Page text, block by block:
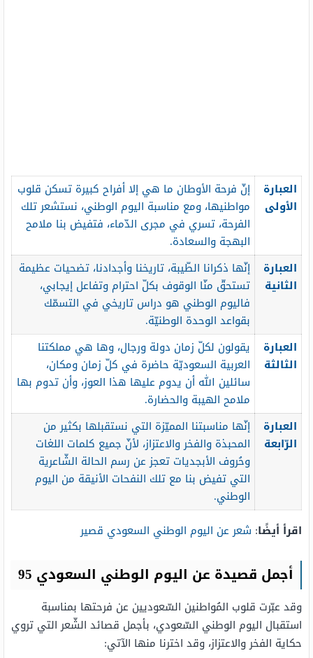
العبارة
الأولى
إنّ فرحة الأوطان ما هي إلا أفراح كبيرة تسكن قلوب
مواطنيها، ومع مناسبة اليوم الوطني، نستشعر تلك
الفرحة، تسري في مجرى الدّماء، فتفيض بنا ملامح
البهجة والسعادة.
العبارة
الثانية
إنّها ذكرانا الطّيبة، تاريخنا وأجدادنا، تضحيات عظيمة
تستحقّ منّا الوقوف بكلّ احترام وتفاعل إيجابي،
فاليوم الوطني هو دراس تاريخي في التسمّك
بقواعد الوحدة الوطنيّة.
العبارة
الثالثة
يقولون لكلّ زمان دولة ورجال، وها هي مملكتنا
العربية السعوديّة حاضرة في كلّ زمان ومكان،
سائلين الله أن يدوم عليها هذا العوز، وأن تدوم بها
ملامح الهيبة والحضارة.
العبارة
الرّابعة
إنّها مناسبتنا المميّزة التي نستقبلها بكثير من
المحبذة والفخر والاعتزاز، لأنّ جميع كلمات اللغات
وحُروف الأبجديات تعجز عن رسم الحالة الشّاعرية
التي تفيض بنا مع تلك النفحات الأنيقة من اليوم
الوطني.
اقرأ أيضًا: شعر عن اليوم الوطني السعودي قصير
أجمل قصيدة عن اليوم الوطني السعودي 95
وقد عبّرت قلوب المُواطنين السّعوديين عن فرحتها بمناسبة
استقبال اليوم الوطني السّعودي، بأجمل قصائد الشّعر التي تروي
حكاية الفخر والاعتزاز، وقد اخترنا منها الآتي: